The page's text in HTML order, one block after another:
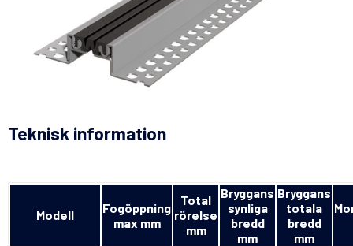
Teknisk information
Modell
Fogöppning
max mm
Total
rörelse
mm
Bryggans
synliga
bredd
mm
Bryggans
totala
bredd
mm